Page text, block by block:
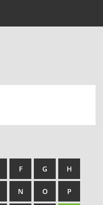
F G H
N O P